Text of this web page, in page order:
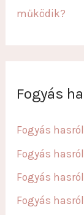
működik?
Fogyás
Fogyás
Fogyás
Fogyás
Fogyás